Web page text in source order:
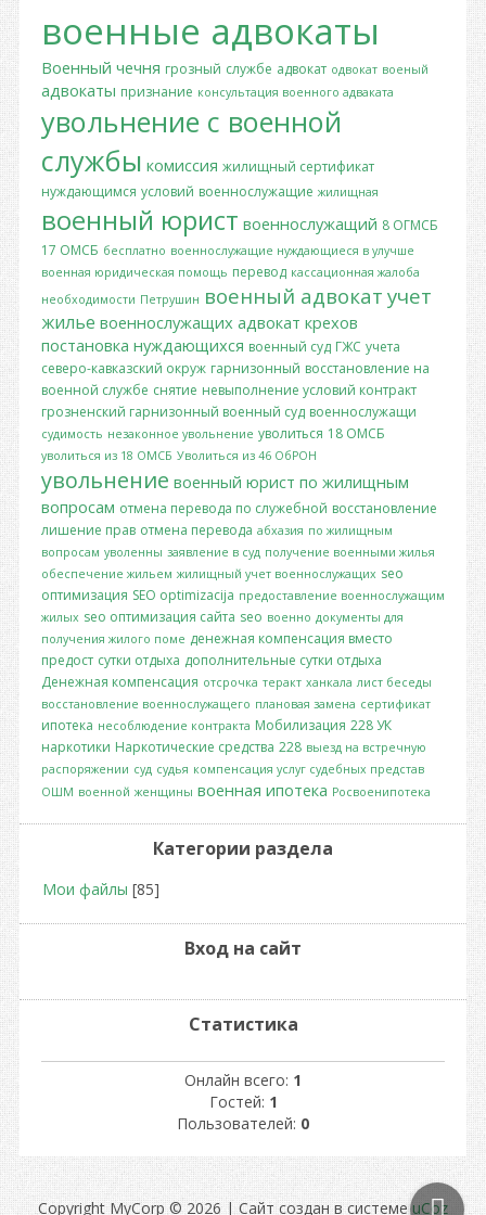
военные адвокаты
Военный чечня грозный службе адвокат одвокат военый
адвокаты признание консультация военного адваката
увольнение с военной
службы комиссия жилищный сертификат
нуждающимся условий военнослужащие жилищная
военный юрист военнослужащий 8 ОГМСБ
17 ОМСБ бесплатно военнослужащие нуждающиеся в улучше
военная юридическая помощь перевод кассационная жалоба
необходимости Петрушин военный адвокат учет
жилье военнослужащих адвокат крехов
постановка нуждающихся военный суд ГЖС учета
северо-кавказский окруж гарнизонный восстановление на
военной службе снятие невыполнение условий контракт
грозненский гарнизонный военный суд военнослужащи
судимость незаконное увольнение уволиться 18 ОМСБ
уволиться из 18 ОМСБ Уволиться из 46 ОбРОН
увольнение военный юрист по жилищным
вопросам отмена перевода по служебной восстановление
лишение прав отмена перевода абхазия по жилищным
вопросам уволенны заявление в суд получение военными жилья
обеспечение жильем жилищный учет военнослужащих seo
оптимизация SEO optimizacija предоставление военнослужащим
жилых seo оптимизация сайта seo военно документы для
получения жилого поме денежная компенсация вместо
предост сутки отдыха дополнительные сутки отдыха
Денежная компенсация отсрочка теракт ханкала лист беседы
восстановление военнослужащего плановая замена сертификат
ипотека несоблюдение контракта Мобилизация 228 УК
наркотики Наркотические средства 228 выезд на встречную
распоряжении суд судья компенсация услуг судебных представ
ОШМ военной женщины военная ипотека Росвоенипотека
Категории раздела
Мои файлы [85]
Вход на сайт
Статистика
Онлайн всего: 1
Гостей: 1
Пользователей: 0
Copyright MyCorp © 2026|Сайт создан в системеuCoz